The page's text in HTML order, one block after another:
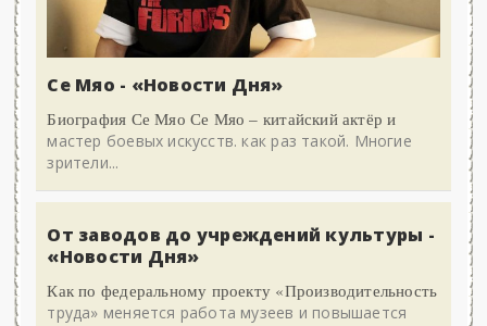
Се Мяо - «Новости Дня»
Биография Се Мяо Се Мяо – китайский актёр и
мастер боевых искусств. как раз такой. Многие
зрители...
От заводов до учреждений культуры -
«Новости Дня»
Как по федеральному проекту «Производительность
труда» меняется работа музеев и повышается